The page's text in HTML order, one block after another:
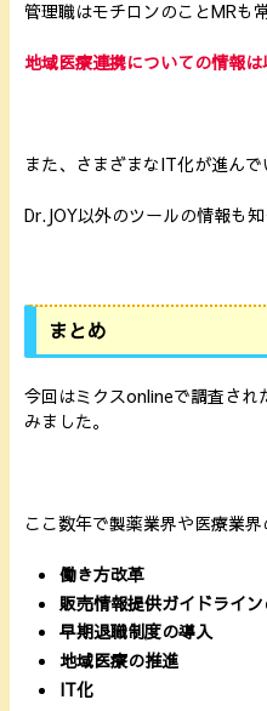
管理職はモチロンのことMRも
地域医療連携についての情報は
また、さまざまなIT化が進んで
Dr.JOY以外のツールの情報も知
まとめ
今回はミクスonlineで調査され
みました。
ここ数年で製薬業界や医療業
働き方改革
販売情報提供ガイドライ
早期退職制度の導入
地域医療の推進
IT化